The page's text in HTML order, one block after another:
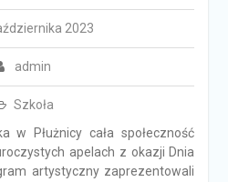
2023
admin
Szkoła
w Płużnicy cała społeczność
apelach z okazji Dnia
artystyczny zaprezentowali